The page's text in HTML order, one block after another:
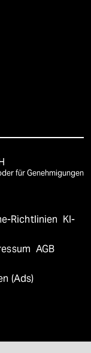
für Genehmigungen
Richtlinien KI-
AGB
(Ads)